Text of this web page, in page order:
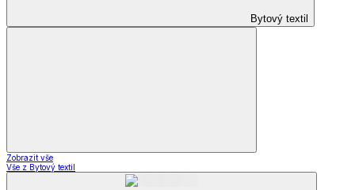
Bytový textil
Zobrazit vše
Vše z Bytový textil